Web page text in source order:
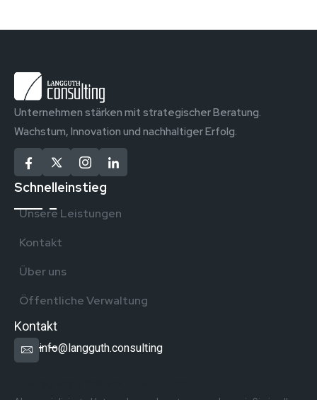
Unternehmen stärken mit strategischer Beratung.
Wachstum, Innovation und nachhaltiger Erfolg.
Schnelleinstieg
Unsere Leistungen
Kontakt
Über uns
Öffentliche Verwaltung
Kontakt
info@langguth.consulting